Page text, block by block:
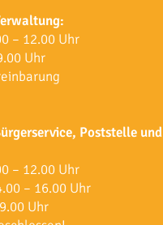
– 12.00 Uhr
Uhr
Poststelle und
– 12.00 Uhr
– 16.00 Uhr
Uhr